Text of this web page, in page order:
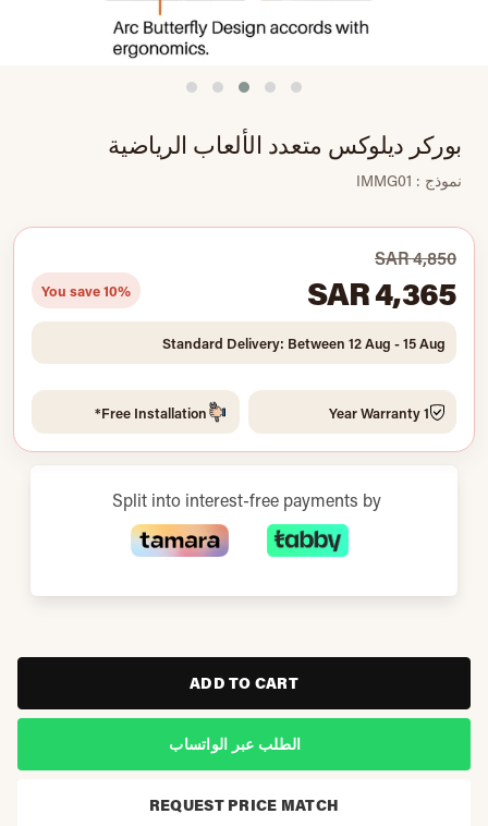
بوركر ديلوكس متعدد الألعاب الرياضية
نموذج : IMMG01
SAR 4,850
SAR 4,365
You save 10%
Standard Delivery: Between 12 Aug - 15 Aug
1 Year Warranty
Free Installation*
Split into interest-free payments by
ADD TO CART
الطلب عبر الواتساب
REQUEST PRICE MATCH